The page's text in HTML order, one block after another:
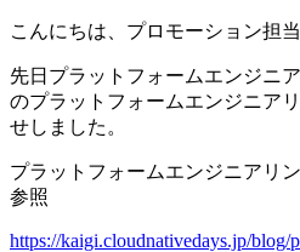
こんにちは、プロモーション担
先日プラットフォームエンジニ
のプラットフォームエンジニア
せしました。
プラットフォームエンジニアリ
参照
https://kaigi.cloudnativedays.jp/blog/